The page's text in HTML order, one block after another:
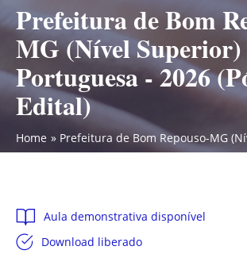
Prefeitura de Bom
MG (Nível
Portuguesa - 2026
Edital)
Home Prefeitura de Bom Repouso-MG
Aula demonstrativa disponível
Download liberado